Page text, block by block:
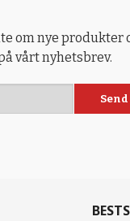
om nye produkter
vårt nyhetsbrev.